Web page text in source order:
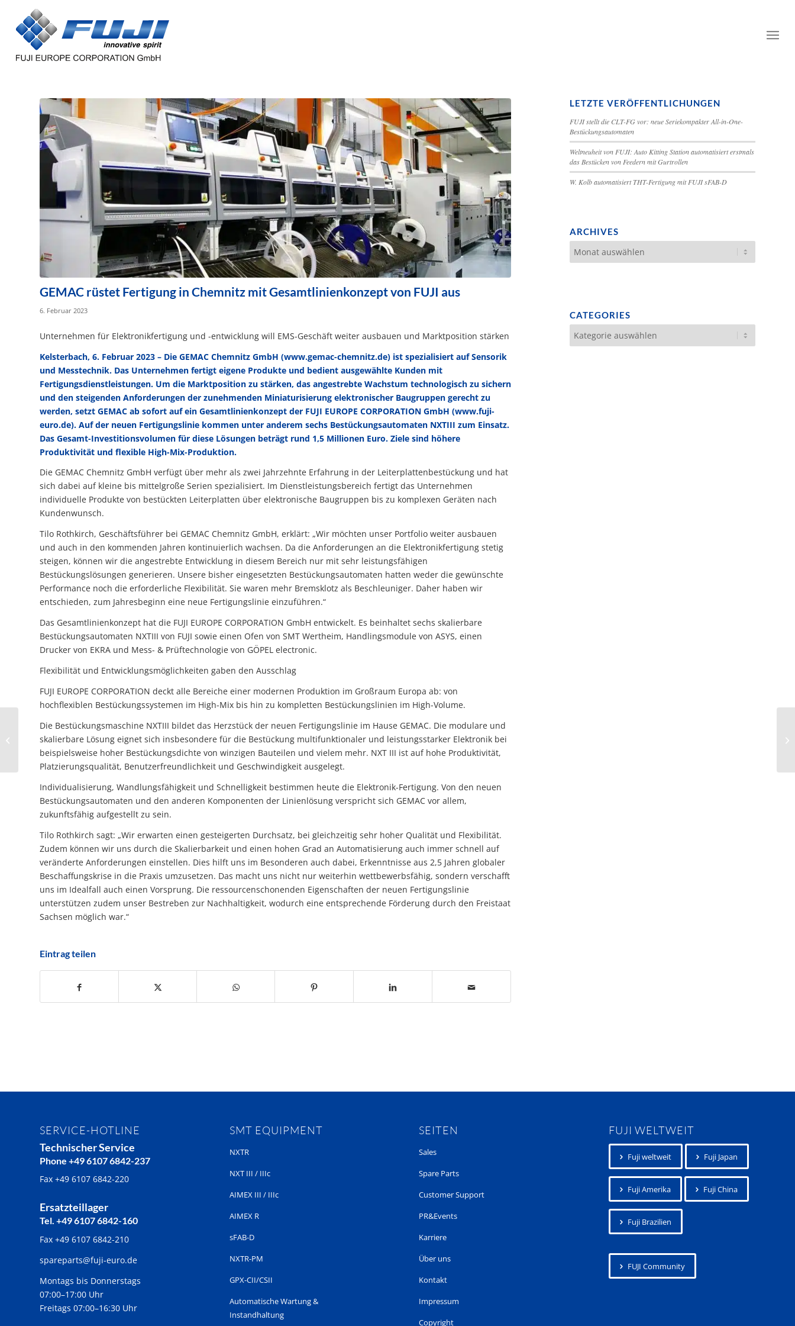
GEMAC rüstet Fertigung in Chemnitz mit Gesamtlinienkonzept von FUJI aus
6. Februar 2023
Unternehmen für Elektronikfertigung und -entwicklung will EMS-Geschäft weiter ausbauen und Marktposition stärken
Kelsterbach, 6. Februar 2023 – Die GEMAC Chemnitz GmbH (www.gemac-chemnitz.de) ist spezialisiert auf Sensorik
und Messtechnik. Das Unterneh­men fertigt eigene Produkte und bedient ausgewählte Kunden mit
Fertigungsdienstleistungen. Um die Marktposition zu stärken, das angestrebte Wachstum technologisch zu sichern
und den steigenden Anforderungen der zunehmenden Miniaturisierung elektronischer Baugruppen gerecht zu
werden, setzt GEMAC ab sofort auf ein Gesamtlinienkonzept der FUJI EUROPE CORPORATION GmbH (www.fuji-
euro.de). Auf der neuen Ferti­gungslinie kommen unter anderem sechs Bestückungs­automaten NXTIII zum Einsatz.
Das Gesamt-Investitionsvolumen für diese Lösungen beträgt rund 1,5 Millionen Euro. Ziele sind höhere
Produktivität und flexible High-Mix-Produktion.
Die GEMAC Chemnitz GmbH verfügt über mehr als zwei Jahrzehnte Erfahrung in der Leiterplattenbestückung und hat
sich dabei auf kleine bis mittelgroße Serien spezialisiert. Im Dienstleistungsbereich fertigt das Unternehmen
individuelle Produkte von bestückten Leiterplatten über elektronische Baugruppen bis zu komplexen Geräten nach
Kundenwunsch.
Tilo Rothkirch, Geschäftsführer bei GEMAC Chemnitz GmbH, erklärt: „Wir möchten unser Portfolio weiter ausbauen
und auch in den kommenden Jahren kontinuierlich wachsen. Da die Anforderungen an die Elektronikfertigung stetig
steigen, können wir die angestrebte Entwicklung in diesem Bereich nur mit sehr leistungsfähigen
Bestückungslösungen generieren. Unsere bisher eingesetzten Bestückungsautomaten hatten weder die gewünschte
Performance noch die erforderliche Flexibilität. Sie waren mehr Bremsklotz als Beschleuniger. Daher haben wir
entschieden, zum Jahresbeginn eine neue Fertigungslinie einzuführen.“
Das Gesamtlinienkonzept hat die FUJI EUROPE CORPORATION GmbH entwickelt. Es beinhaltet sechs skalierbare
Bestückungsautomaten NXTIII von FUJI sowie einen Ofen von SMT Wertheim, Handlingsmodule von ASYS, einen
Drucker von EKRA und Mess- & Prüftechnologie von GÖPEL electronic.
Flexibilität und Entwicklungsmöglichkeiten gaben den Ausschlag
FUJI EUROPE CORPORATION deckt alle Bereiche einer modernen Produktion im Großraum Europa ab: von
hochflexiblen Bestückungssystemen im High-Mix bis hin zu kompletten Bestückungslinien im High-Volume.
Die Bestückungsmaschine NXTIII bildet das Herzstück der neuen Fertigungslinie im Hause GEMAC. Die modulare und
skalierbare Lösung eignet sich insbesondere für die Bestückung multifunktionaler und leistungsstarker Elektronik bei
beispielsweise hoher Bestückungsdichte von winzigen Bauteilen und vielem mehr. NXT III ist auf hohe Produktivität,
Platzierungsqualität, Benutzerfreundlichkeit und Geschwindigkeit ausgelegt.
Individualisierung, Wandlungsfähigkeit und Schnelligkeit bestimmen heute die Elektronik-Fertigung. Von den neuen
Bestückungsautomaten und den anderen Komponenten der Linienlösung verspricht sich GEMAC vor allem,
zukunftsfähig aufgestellt zu sein.
Tilo Rothkirch sagt: „Wir erwarten einen gesteigerten Durchsatz, bei gleichzeitig sehr hoher Qualität und Flexibilität.
Zudem können wir uns durch die Skalierbarkeit und einen hohen Grad an Automatisierung auch immer schnell auf
veränderte Anforderungen einstellen. Dies hilft uns im Besonderen auch dabei, Erkenntnisse aus 2,5 Jahren globaler
Beschaffungskrise in die Praxis umzusetzen. Das macht uns nicht nur weiterhin wettbewerbsfähig, sondern verschafft
uns im Idealfall auch einen Vorsprung. Die ressourcenschonenden Eigenschaften der neuen Fertigungslinie
unterstützen zudem unser Bestreben zur Nachhaltigkeit, wodurch eine entsprechende Förderung durch den Freistaat
Sachsen möglich war.“
Eintrag teilen
LETZTE VERÖFFENTLICHUNGEN
FUJI stellt die CLT-FG vor: neue Seriekompakter All-in-One-
Bestückungsautomaten
Weltneuheit von FUJI: Auto Kitting Station automatisiert erstmals
das Bestücken von Feedern mit Gurtrollen
W. Kolb automatisiert THT-Fertigung mit FUJI sFAB-D
ARCHIVES
CATEGORIES
Categories
SERVICE-HOTLINE
Technischer Service
Phone +49 6107 6842-237
Fax +49 6107 6842-220
Ersatzteillager
Tel. +49 6107 6842-160
Fax +49 6107 6842-210
spareparts@fuji-euro.de
Montags bis Donnerstags
07:00–17:00 Uhr
Freitags 07:00–16:30 Uhr
SMT EQUIPMENT
NXTR
NXT III / IIIc
AIMEX III / IIIc
AIMEX R
sFAB-D
NXTR-PM
GPX-CII/CSII
Automatische Wartung &
Instandhaltung
SEITEN
Sales
Spare Parts
Customer Support
PR&Events
Karriere
Über uns
Kontakt
Impressum
Copyright
FUJI WELTWEIT
Fuji weltweit Fuji Japan
Fuji Amerika Fuji China
Fuji Brazilien
FUJI Community
FUJI zeigt auf „Southern
Manufacturing &
Bestückungslösungen...